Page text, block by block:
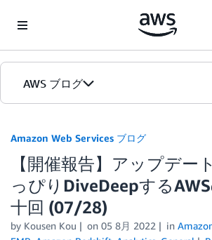
AWS ブログ
カテゴリ
エディション
Amazon Web Services ブログ
【開催報告】アップデー
っぴりDiveDeepする
十回 (07/28)
by Kousen Kou on 05 8月 2022 in